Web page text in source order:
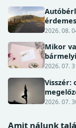
2026. 08.
Mikor
2026. 07.
Visszér:
2026. 07.
Amit nálunk